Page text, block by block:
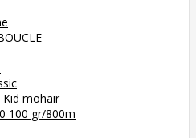
Kid mohair
100 gr/800m